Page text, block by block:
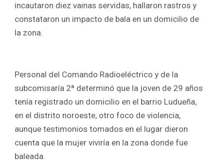
incautaron diez vainas servidas, hallaron rastros y
constataron un impacto de bala en un domicilio de
la zona.
Personal del Comando Radioeléctrico y de la
subcomisaría 2ª determinó que la joven de 29 años
tenía registrado un domicilio en el barrio Ludueña,
en el distrito noroeste, otro foco de violencia,
aunque testimonios tomados en el lugar dieron
cuenta que la mujer viviría en la zona donde fue
baleada.